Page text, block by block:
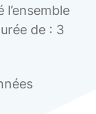
de : 3